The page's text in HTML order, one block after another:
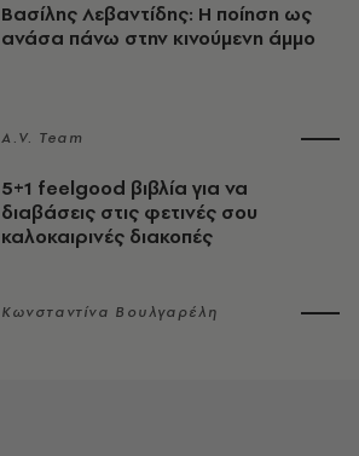
Βασίλης Λεβαντίδης: Η ποίηση ως
ανάσα πάνω στην κινούμενη άμμο
A.V. Team
5+1 feelgood βιβλία για να
διαβάσεις στις φετινές σου
καλοκαιρινές διακοπές
Κωνσταντίνα Βουλγαρέλη